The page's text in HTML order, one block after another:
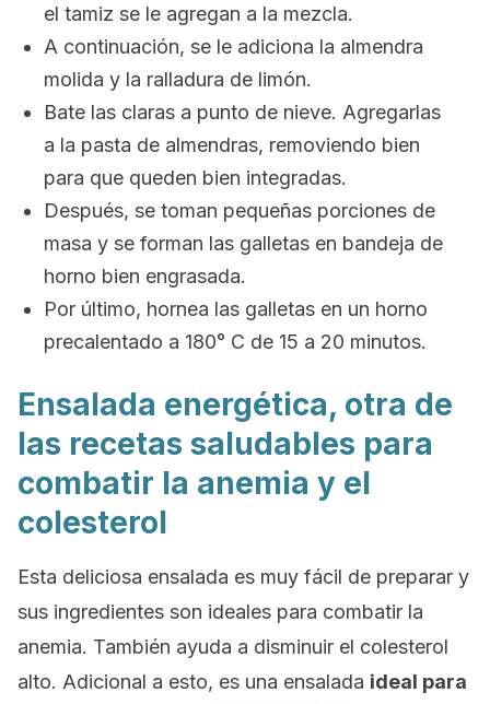
el tamiz se le agregan a la mezcla.
A continuación, se le adiciona la almendra
molida y la ralladura de limón.
Bate las claras a punto de nieve. Agregarlas
a la pasta de almendras, removiendo bien
para que queden bien integradas.
Después, se toman pequeñas porciones de
masa y se forman las galletas en bandeja de
horno bien engrasada.
Por último, hornea las galletas en un horno
precalentado a 180° C de 15 a 20 minutos.
Ensalada energética, otra de
las recetas saludables para
combatir la anemia y el
colesterol
Esta deliciosa ensalada es muy fácil de preparar y
sus ingredientes son ideales para combatir la
anemia. También ayuda a disminuir el colesterol
alto. Adicional a esto, es una ensalada ideal para